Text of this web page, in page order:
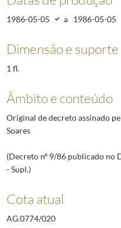
1986-05-05 a 1986-05-05
Dimensão e suporte
1 fl.
Âmbito e conteúdo
Original de decreto assinado
Soares
(Decreto nº 9/86 publicado no
- Supl.)
Cota atual
AG.0774/020